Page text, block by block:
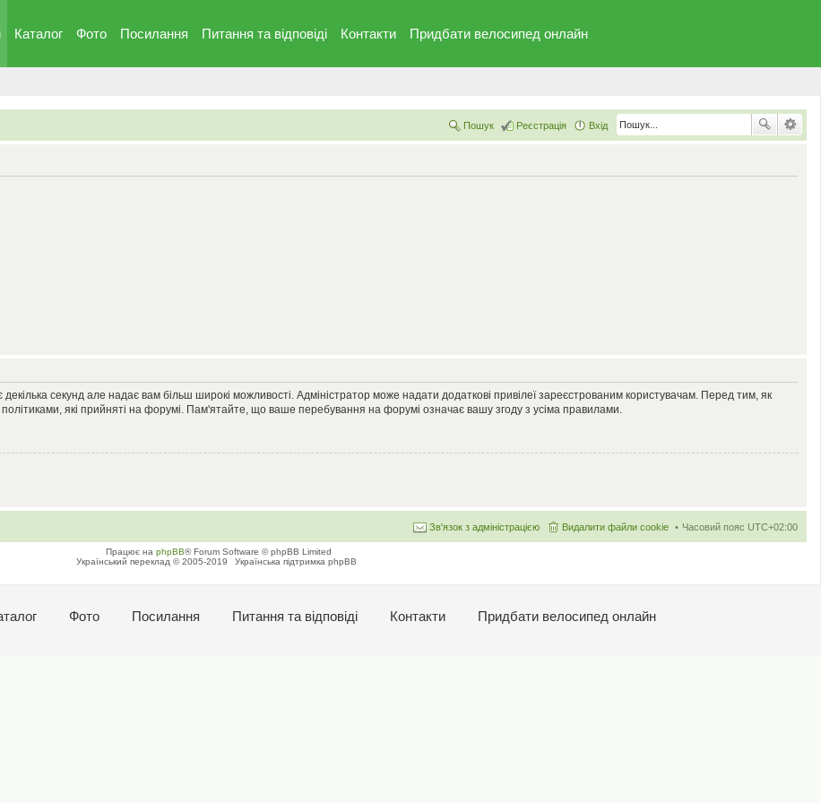
Каталог Фото Посилання Питання та вiдповiдi Контакти Придбати велосипед онлайн
Вхід
Реєстрація
Пошук
секунд але надає вам більш широкі можливості. Адміністратор може надати додаткові привілеї зареєстрованим користувачам. Перед тим, як
які прийняті на форумі. Пам'ятайте, що ваше перебування на форумі означає вашу згоду з усіма правилами.
Часовий пояс UTC+02:00
Видалити файли cookie
Зв'язок з адміністрацією
Працює на phpBB® Forum Software © phpBB Limited
Український переклад © 2005-2019
Українська підтримка phpBB
Фото Посилання Питання та вiдповiдi Контакти Придбати велосипед онлайн